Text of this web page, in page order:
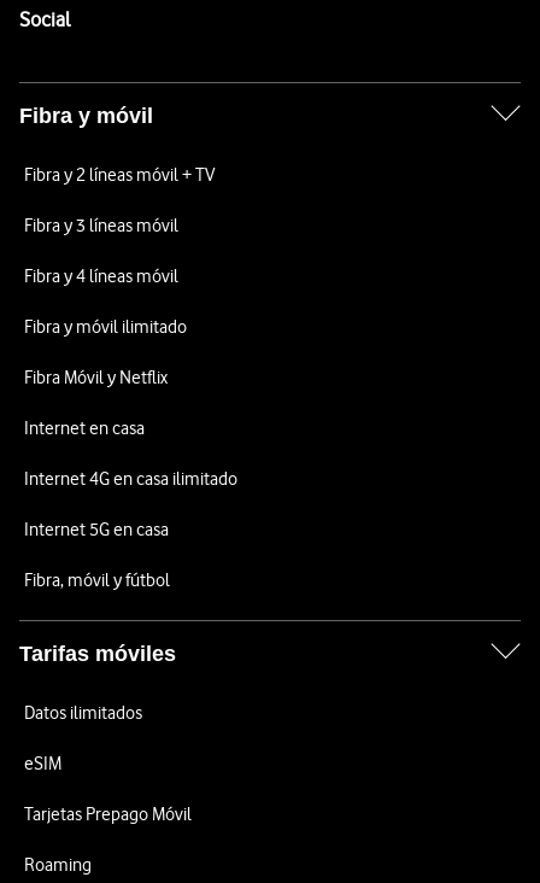
SocialEnlaces a las redes sociales de Vodafone
Fibra y móvil
Fibra y 2 líneas móvil + TV
Fibra y 3 líneas móvil
Fibra y 4 líneas móvil
Fibra y móvil ilimitado
Fibra Móvil y Netflix
Internet en casa
Internet 4G en casa ilimitado
Internet 5G en casa
Fibra, móvil y fútbol
Tarifas móviles
Datos ilimitados
eSIM
Tarjetas Prepago Móvil
Roaming